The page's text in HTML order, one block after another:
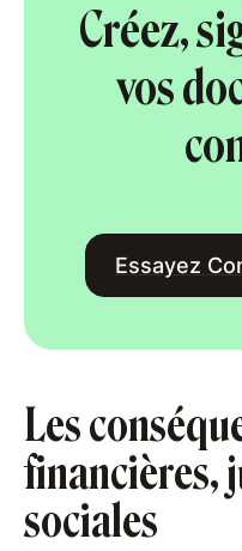
Créez,
vos
Essayez
Les
financières,
sociales